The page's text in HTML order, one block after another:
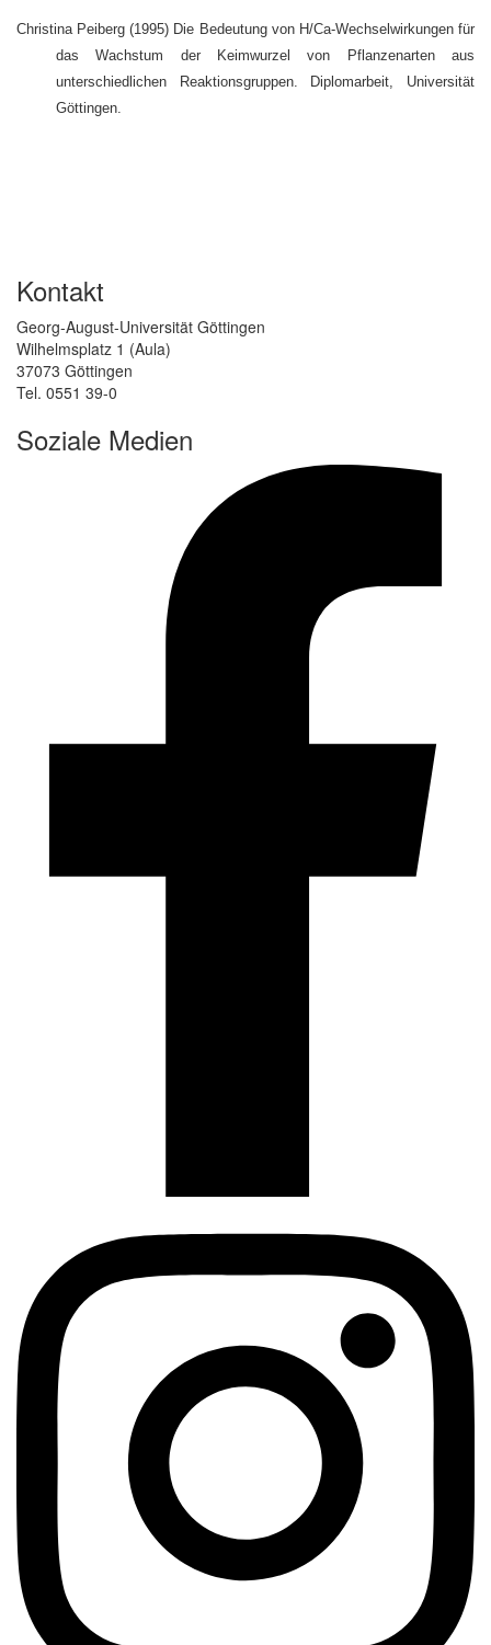
Christina Peiberg (1995) Die Bedeutung von H/Ca-Wechselwirkungen für
das Wachstum der Keimwurzel von Pflanzenarten aus
unterschiedlichen Reaktionsgruppen. Diplomarbeit, Universität
Göttingen.
Kontakt
Georg-August-Universität Göttingen
Wilhelmsplatz 1 (Aula)
37073 Göttingen
Tel. 0551 39-0
Soziale Medien